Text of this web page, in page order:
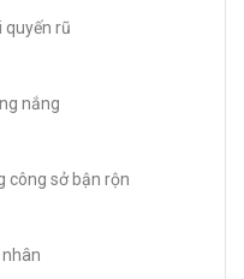
quyến rũ
nắng
công sở bận rộn